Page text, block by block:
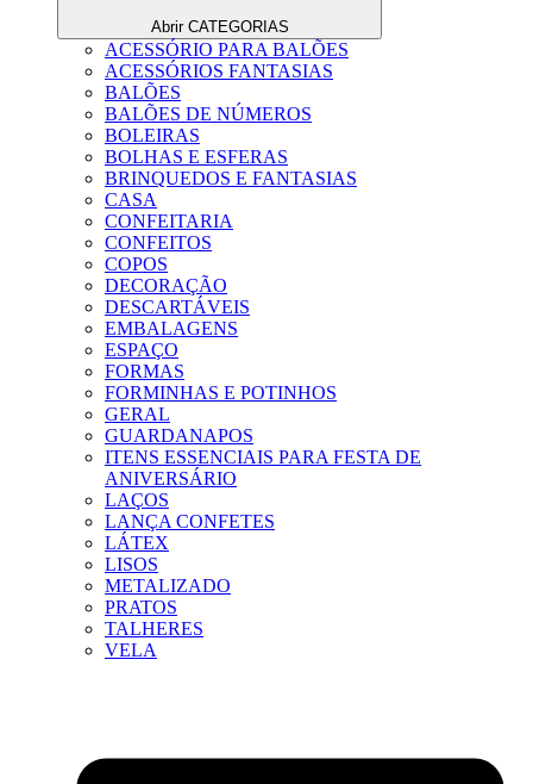
Abrir CATEGORIAS
ACESSÓRIO PARA BALÕES
ACESSÓRIOS FANTASIAS
BALÕES
BALÕES DE NÚMEROS
BOLEIRAS
BOLHAS E ESFERAS
BRINQUEDOS E FANTASIAS
CASA
CONFEITARIA
CONFEITOS
COPOS
DECORAÇÃO
DESCARTÁVEIS
EMBALAGENS
ESPAÇO
FORMAS
FORMINHAS E POTINHOS
GERAL
GUARDANAPOS
ITENS ESSENCIAIS PARA FESTA DE
ANIVERSÁRIO
LAÇOS
LANÇA CONFETES
LÁTEX
LISOS
METALIZADO
PRATOS
TALHERES
VELA